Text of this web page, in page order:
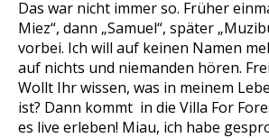
Das war nicht immer so. Früher
Miez“, dann „Samuel“, später
vorbei. Ich will auf keinen Namen
auf nichts und niemanden hören.
Wollt Ihr wissen, was in meinem
ist? Dann kommt in die Villa For
es live erleben! Miau, ich habe